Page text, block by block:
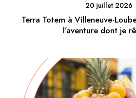
20 juillet 2026
Terra Totem à Villeneuve-
l’aventure dont je